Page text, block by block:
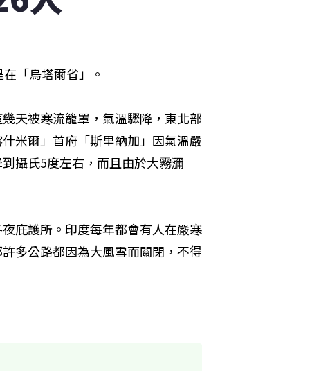
「烏塔爾省」。
天被寒流籠罩，氣溫驟降，東北部
米爾」首府「斯里納加」因氣溫嚴
攝氏5度左右，而且由於大霧瀰
庇護所。印度每年都會有人在嚴寒
多公路都因為大風雪而關閉，不得